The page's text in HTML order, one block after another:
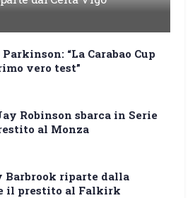
“La Carabao Cup
vero test”
Robinson sbarca in Serie
al Monza
riparte dalla
il prestito al Falkirk